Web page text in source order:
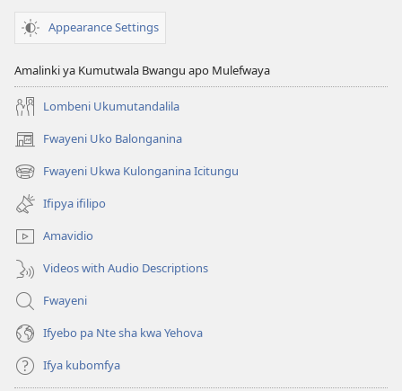
Appearance Settings
Amalinki ya Kumutwala Bwangu apo Mulefwaya
Lombeni Ukumutandalila
Fwayeni Uko Balonganina
(yalaisula
na
imbi)
Fwayeni Ukwa Kulonganina Icitungu
(yalaisula
na
imbi)
Ifipya ifilipo
Amavidio
Videos with Audio Descriptions
Fwayeni
Ifyebo pa Nte sha kwa Yehova
Ifya kubomfya